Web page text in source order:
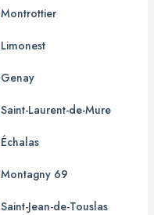
Montrottier
Limonest
Genay
Saint-Laurent-de-Mure
Échalas
Montagny 69
Saint-Jean-de-Touslas